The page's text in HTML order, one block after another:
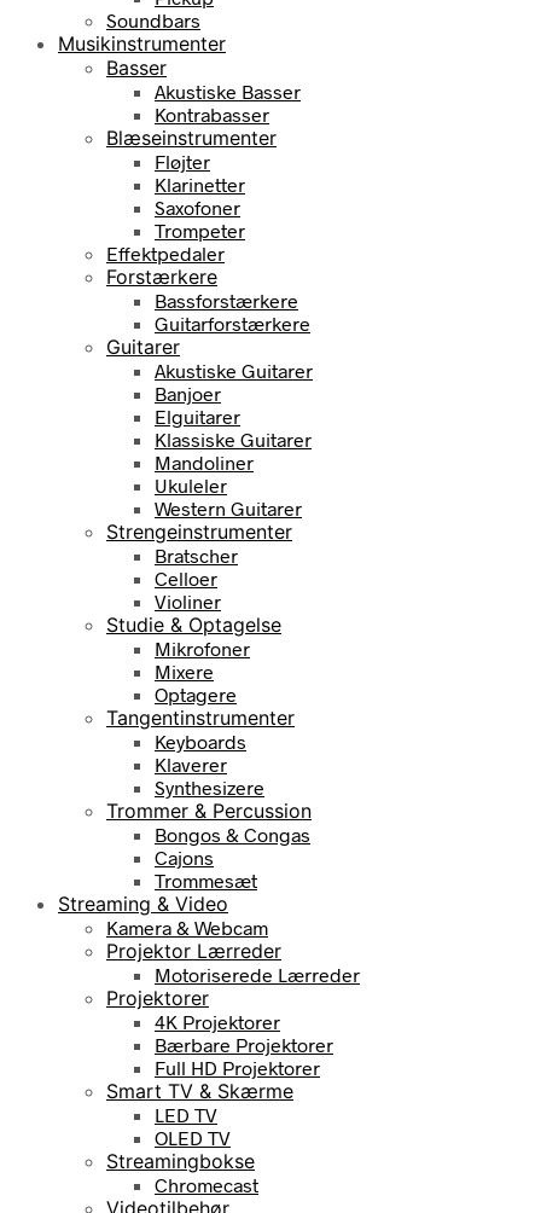
Soundbars
Musikinstrumenter
Basser
Akustiske Basser
Kontrabasser
Blæseinstrumenter
Fløjter
Klarinetter
Saxofoner
Trompeter
Effektpedaler
Forstærkere
Bassforstærkere
Guitarforstærkere
Guitarer
Akustiske Guitarer
Banjoer
Elguitarer
Klassiske Guitarer
Mandoliner
Ukuleler
Western Guitarer
Strengeinstrumenter
Bratscher
Celloer
Violiner
Studie & Optagelse
Mikrofoner
Mixere
Optagere
Tangentinstrumenter
Keyboards
Klaverer
Synthesizere
Trommer & Percussion
Bongos & Congas
Cajons
Trommesæt
Streaming & Video
Kamera & Webcam
Projektor Lærreder
Motoriserede Lærreder
Projektorer
4K Projektorer
Bærbare Projektorer
Full HD Projektorer
Smart TV & Skærme
LED TV
OLED TV
Streamingbokse
Chromecast
Videotilbehør